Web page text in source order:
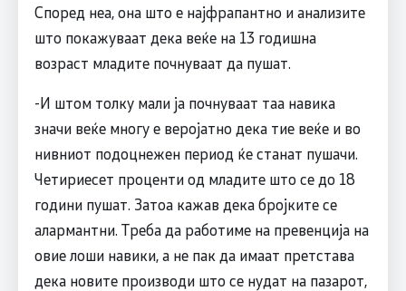
Според неа, она што е најфрапантно и анализите
што покажуваат дека веќе на 13 годишна
возраст младите почнуваат да пушат.
-И штом толку мали ја почнуваат таа навика
значи веќе многу е веројатно дека тие веќе и во
нивниот подоцнежен период ќе станат пушачи.
Четириесет проценти од младите што се до 18
години пушат. Затоа кажав дека бројките се
алармантни. Треба да работиме на превенција на
овие лоши навики, а не пак да имаат претстава
дека новите производи што се нудат на пазарот,